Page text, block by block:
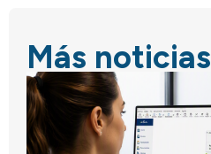
Más noticias